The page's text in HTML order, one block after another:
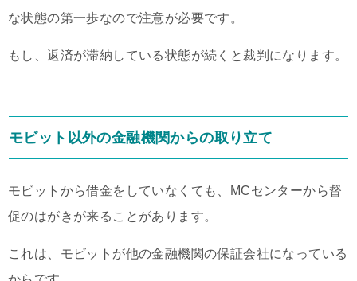
な状態の第一歩なので注意が必要です。
もし、返済が滞納している状態が続くと裁判になります。
モビット以外の金融機関からの取り立て
モビットから借金をしていなくても、MCセンターから督
促のはがきが来ることがあります。
これは、モビットが他の金融機関の保証会社になっている